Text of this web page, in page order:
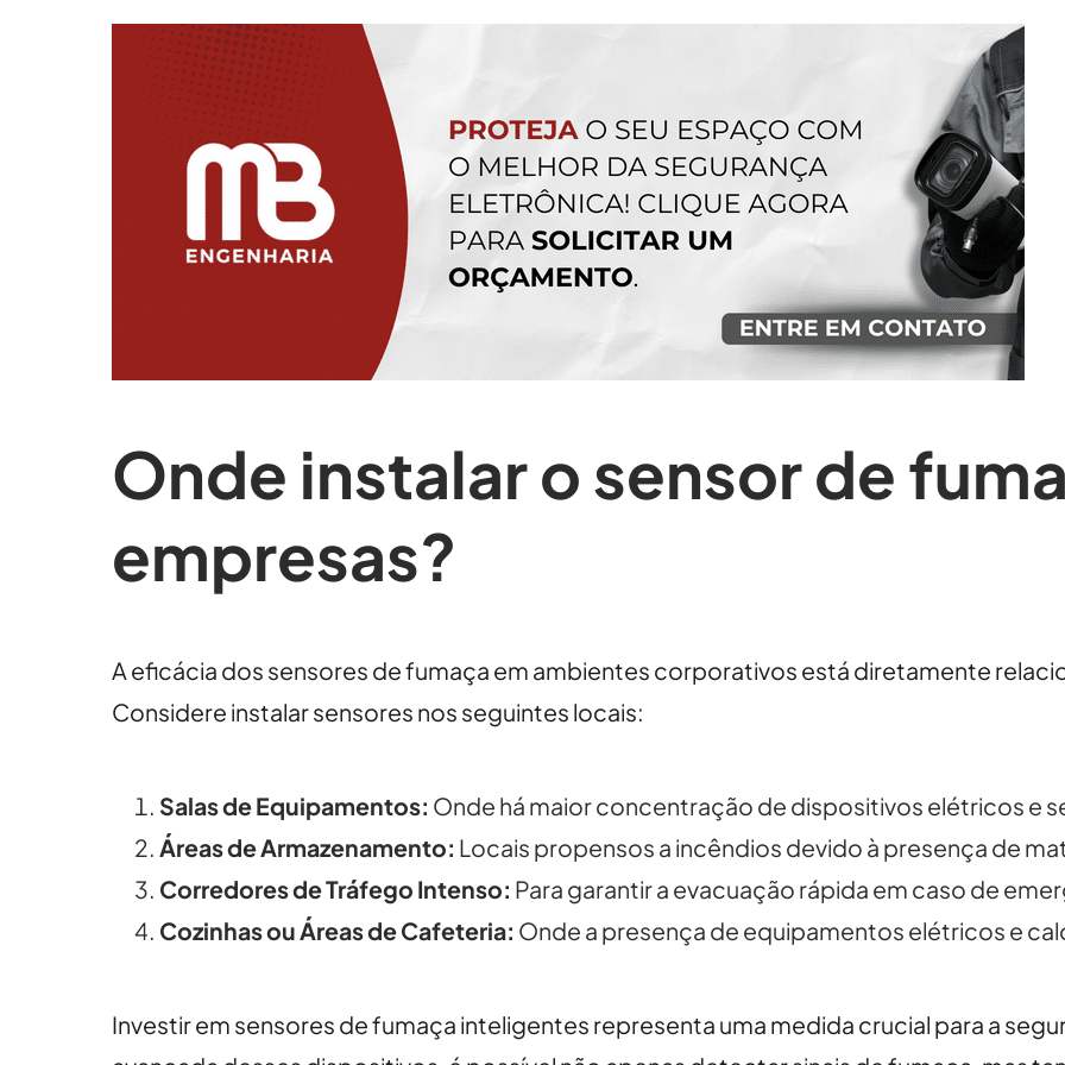
Onde instalar o sensor de
empresas?
A eficácia dos sensores de fumaça em ambientes corporativos está diretamente
Considere instalar sensores nos seguintes locais:
Salas de Equipamentos: Onde há maior concentração de dispositivos elétricos e
Áreas de Armazenamento: Locais propensos a incêndios devido à presença de
Corredores de Tráfego Intenso: Para garantir a evacuação rápida em caso de
Cozinhas ou Áreas de Cafeteria: Onde a presença de equipamentos elétricos e
Investir em sensores de fumaça inteligentes representa uma medida crucial para a